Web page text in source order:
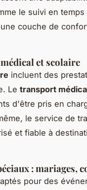
le suivi en
couche de
et scolaire
incluent des
Le transport
d'être pris en
le service de
et fiable à
: mariages,
pour des